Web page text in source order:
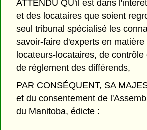
ATTENDU QU'il est dans
et des locataires que soient
seul tribunal spécialisé les
savoir-faire d'experts en
locateurs-locataires, de
de règlement des différends,
PAR CONSÉQUENT, SA
et du consentement de
du Manitoba, édicte :